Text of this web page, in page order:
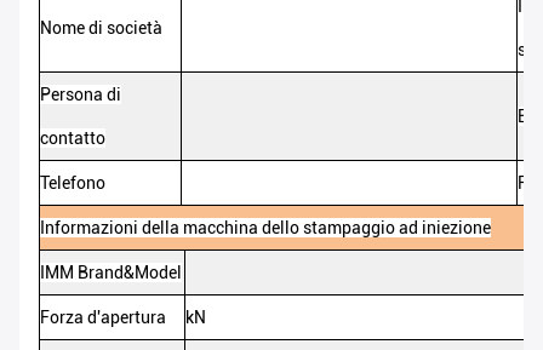
Nome di società
Persona di
contatto
Telefono
Informazioni della macchina dello stampaggio ad iniezione
IMM Brand&Model
Forza d'apertura kN